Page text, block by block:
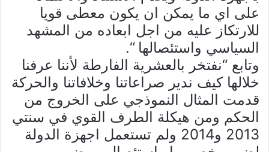
على اي ما يمكن ان يكون معطى قويا
للارتكاز عليه من اجل ابعاده من المشهد
السياسي واستئصالها “.
وتابع “نفتخر بالعشرية الفارطة لأننا عرفنا
خلالها كيف ندير صراعاتنا وخلافاتنا والحركة
قدمت المثال النموذجي على الخروج من
الحكم ومن هيكلة الطرف القوي في سنتي
2013 و2014 ولم تستعمل اجهزة الدولة